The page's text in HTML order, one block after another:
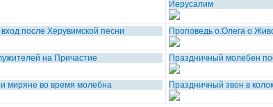
Иерусалим
после Херувимской песни Проповедь о.Олега о
на Причастие Праздничный молебен
миряне во время молебна Праздничный звон в